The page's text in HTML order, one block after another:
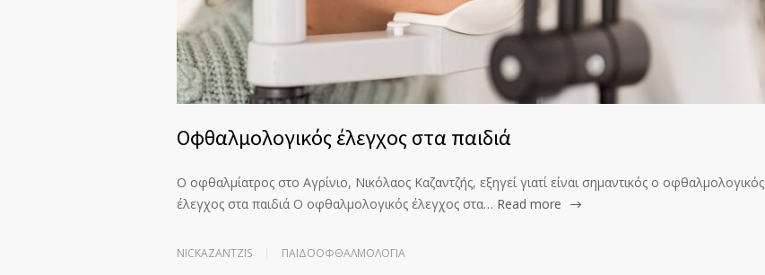
Οφθαλμολογικός έλεγχος στα παιδιά
Ο oφθαλμίατρος στο Αγρίνιο, Νικόλαος Καζαντζής, εξηγεί γιατί είναι σημαντικός ο οφθαλμολογικός
έλεγχος στα παιδιά Ο οφθαλμολογικός έλεγχος στα… Read more
NICKAZANTZIS ΠΑΙΔΟΟΦΘΑΛΜΟΛΟΓΊΑ